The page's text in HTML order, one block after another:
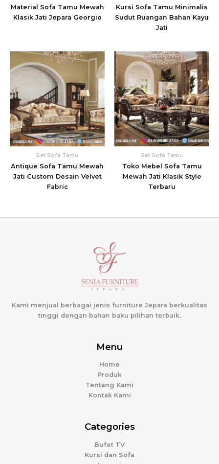
Material Sofa Tamu Mewah
Klasik Jati Jepara Georgio
Kursi Sofa Tamu Minimalis
Sudut Ruangan Bahan Kayu
Jati
Set Sofa Tamu
Antique Sofa Tamu Mewah
Jati Custom Desain Velvet
Fabric
Set Sofa Tamu
Toko Mebel Sofa Tamu
Mewah Jati Klasik Style
Terbaru
Kami menjual berbagai jenis furniture Jepara berkualitas
tinggi dengan bahan baku pilihan terbaik.
Menu
Home
Produk
Tentang Kami
Kontak Kami
Categories
Bufet TV
Kursi dan Sofa